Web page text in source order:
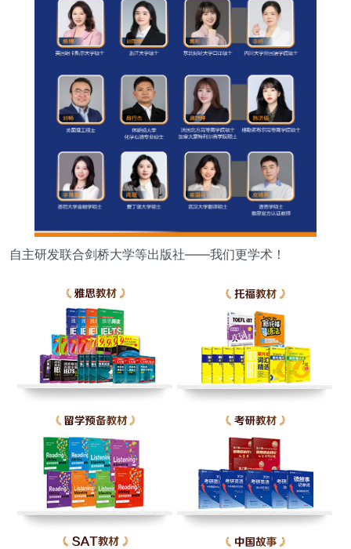
自主研发联合剑桥大学等出版社——我们更学术！